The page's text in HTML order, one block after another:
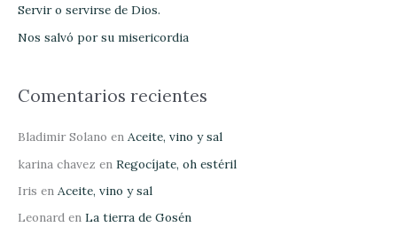
r
:
Servir o servirse de Dios.
Nos salvó por su misericordia
Comentarios recientes
Bladimir Solano en Aceite, vino y sal
karina chavez en Regocíjate, oh estéril
Iris en Aceite, vino y sal
Leonard en La tierra de Gosén